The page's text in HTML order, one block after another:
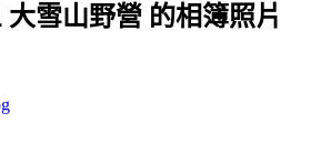
大雪山野營 的相簿照片